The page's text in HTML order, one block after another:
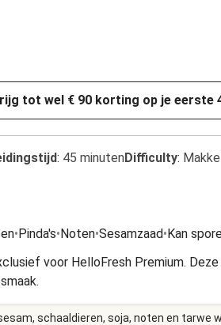
tot wel € 90 korting op je eerste
: 45 minutenDifficulty:
•Pinda's•Noten•Sesamzaad•Kan
voor HelloFresh Premium.
schaaldieren, soja, noten en tarwe